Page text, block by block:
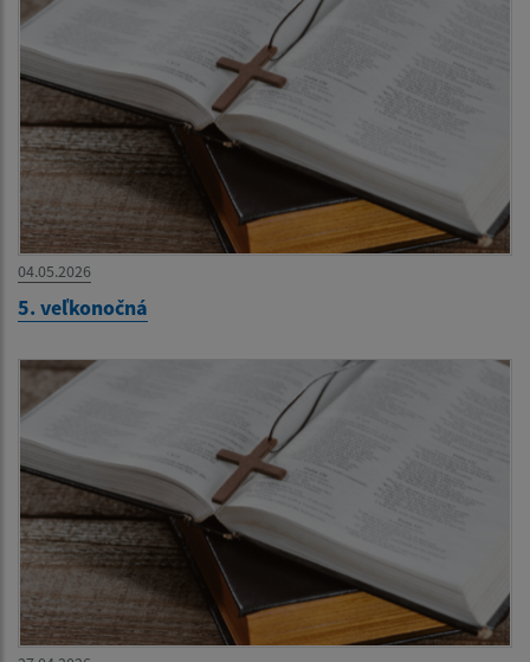
04.05.2026
5. veľkonočná